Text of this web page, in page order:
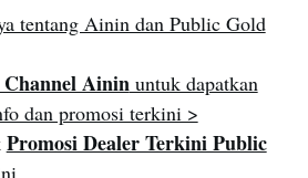
tentang Ainin dan Public Gold
Channel Aininuntuk dapatkan
dan promosi terkini >
Promosi Dealer Terkini Public